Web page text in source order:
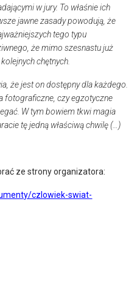
w jury. To właśnie ich
jawne zasady powodują, że
tego typu
że mimo szesnastu już
chętnych.
że jest on dostępny dla każdego.
fotograficzne, czy egzotyczne
W tym bowiem tkwi magia
tę jedną właściwą chwilę (…)
ze strony organizatora:
czlowiek-swiat-